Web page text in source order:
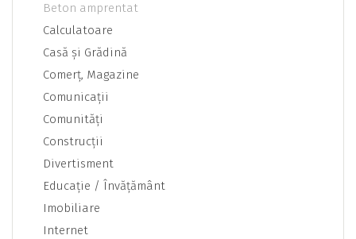
Beton amprentat
Calculatoare
Casă şi Grădină
Comerţ, Magazine
Comunicaţii
Comunităţi
Construcţii
Divertisment
Educaţie / Învăţământ
Imobiliare
Internet